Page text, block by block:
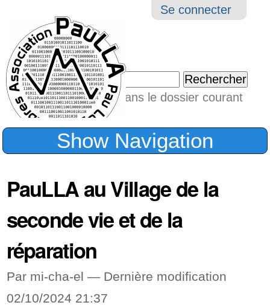
Outils
Se connecter
Chercher par
Seulement dans le dossier courant
Recherche
Show Navigation
PauLLA au Village de la
seconde vie et de la
réparation
Par mi-cha-el — Dernière modification
02/10/2024 21:37